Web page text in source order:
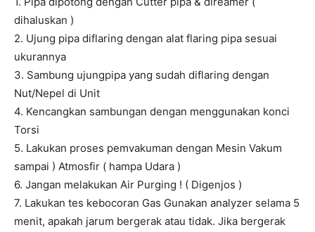
dihaluskan )
2. Ujung pipa diflaring dengan alat flaring pipa sesuai
ukurannya
3. Sambung ujungpipa yang sudah diflaring dengan
Nut/Nepel di Unit
4. Kencangkan sambungan dengan menggunakan konci
Torsi
5. Lakukan proses pemvakuman dengan Mesin Vakum
sampai ) Atmosfir ( hampa Udara )
6. Jangan melakukan Air Purging ! ( Digenjos )
7. Lakukan tes kebocoran Gas Gunakan analyzer selama 5
menit, apakah jarum bergerak atau tidak. Jika bergerak